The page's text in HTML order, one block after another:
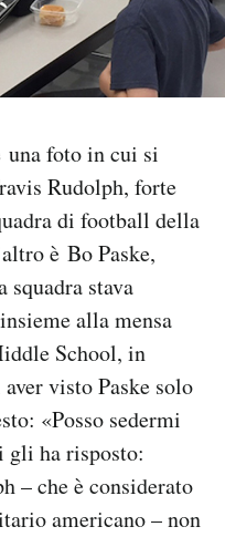
foto in cui si
Rudolph, forte
di football della
è Bo Paske,
squadra stava
alla mensa
School, in
visto Paske solo
«Posso sedermi
gli ha risposto:
– che è considerato
americano – non